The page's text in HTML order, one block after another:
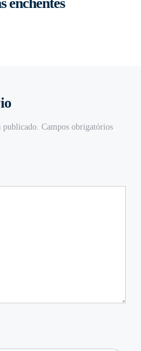
publicado. Campos obrigatórios